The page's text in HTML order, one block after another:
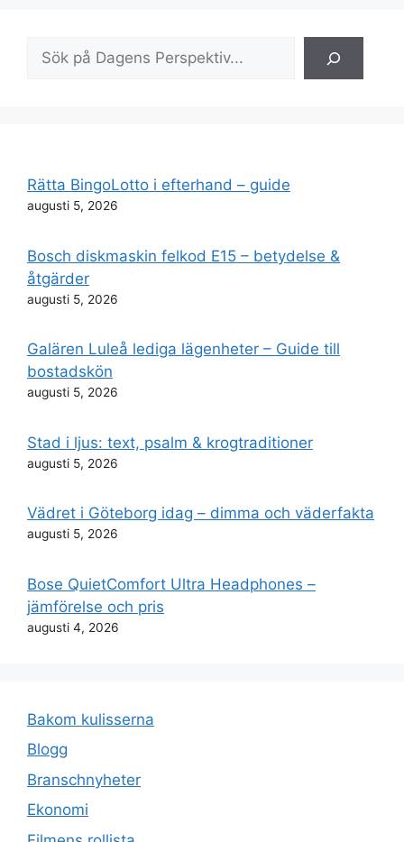
Sök
Rätta BingoLotto i efterhand – guide
augusti 5, 2026
Bosch diskmaskin felkod E15 – betydelse &
åtgärder
augusti 5, 2026
Galären Luleå lediga lägenheter – Guide till
bostadskön
augusti 5, 2026
Stad i ljus: text, psalm & krogtraditioner
augusti 5, 2026
Vädret i Göteborg idag – dimma och väderfakta
augusti 5, 2026
Bose QuietComfort Ultra Headphones –
jämförelse och pris
augusti 4, 2026
Bakom kulisserna
Blogg
Branschnyheter
Ekonomi